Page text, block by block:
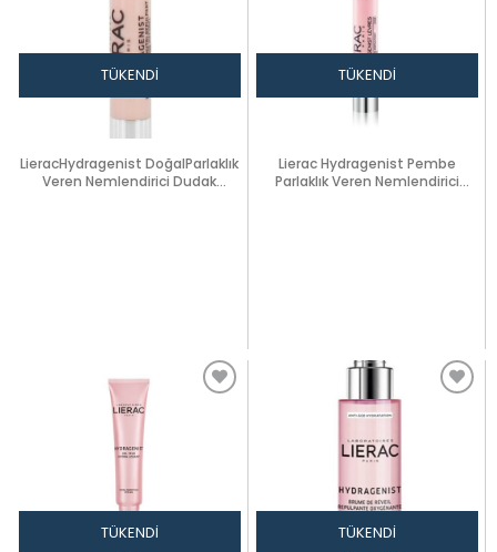
TÜKENDI
LieracHydragenist DoğalParlaklık
Veren Nemlendirici Dudak
TÜKENDI
Lierac Hydragenist Pembe
Parlaklık Veren Nemlendirici
TÜKENDI TÜKENDI